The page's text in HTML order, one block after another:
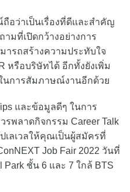
อว่าเป็นเรื่องที่ดีและสำคัญ
ามที่เปิดกว้างอย่างการ
ารถสร้างความประทับใจ
หรือบริษัทได้ อีกทั้งยังเพิ่ม
นการสัมภาษณ์งานอีกด้วย
และข้อมูลดีๆ ในการ
พลาดกิจกรรม Career Talk
เลเวลให้คุณเป็นผู้สมัครที่
Job Fair 2022 วันที่
ชั้น 6 และ 7 ใกล้ BTS